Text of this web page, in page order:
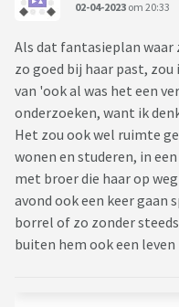
02-04-2023 om 20:33
Als dat fantasieplan waar
zo goed bij haar past,
van 'ook al was het een
onderzoeken, want ik
Het zou ook wel ruimte
wonen en studeren, in
met broer die haar op
avond ook een keer gaan
borrel of zo zonder
buiten hem ook een leven